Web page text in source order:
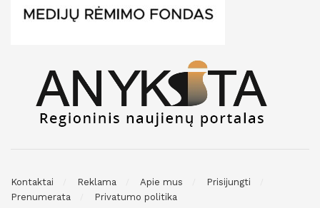
Kontaktai Reklama Apie mus
Prisijungti
Prenumerata
Privatumo politika